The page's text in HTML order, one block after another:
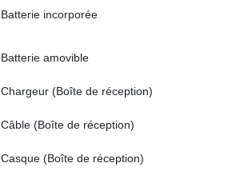
Batterie incorporée
Batterie amovible
Chargeur (Boîte de réception)
Câble (Boîte de réception)
Casque (Boîte de réception)